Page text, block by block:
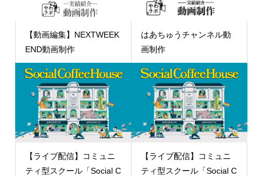
【動画編集】NEXTWEEK
END動画制作
はあちゅうチャンネル動
画制作
【ライブ配信】コミュニ
ティ型スクール「Social C
【ライブ配信】コミュニ
ティ型スクール「Social C